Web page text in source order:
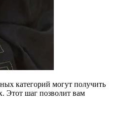
категорий могут получить
Этот шаг позволит вам